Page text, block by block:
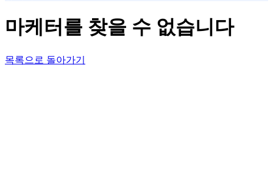
마케터를 찾을 수 없습니다
목록으로 돌아가기